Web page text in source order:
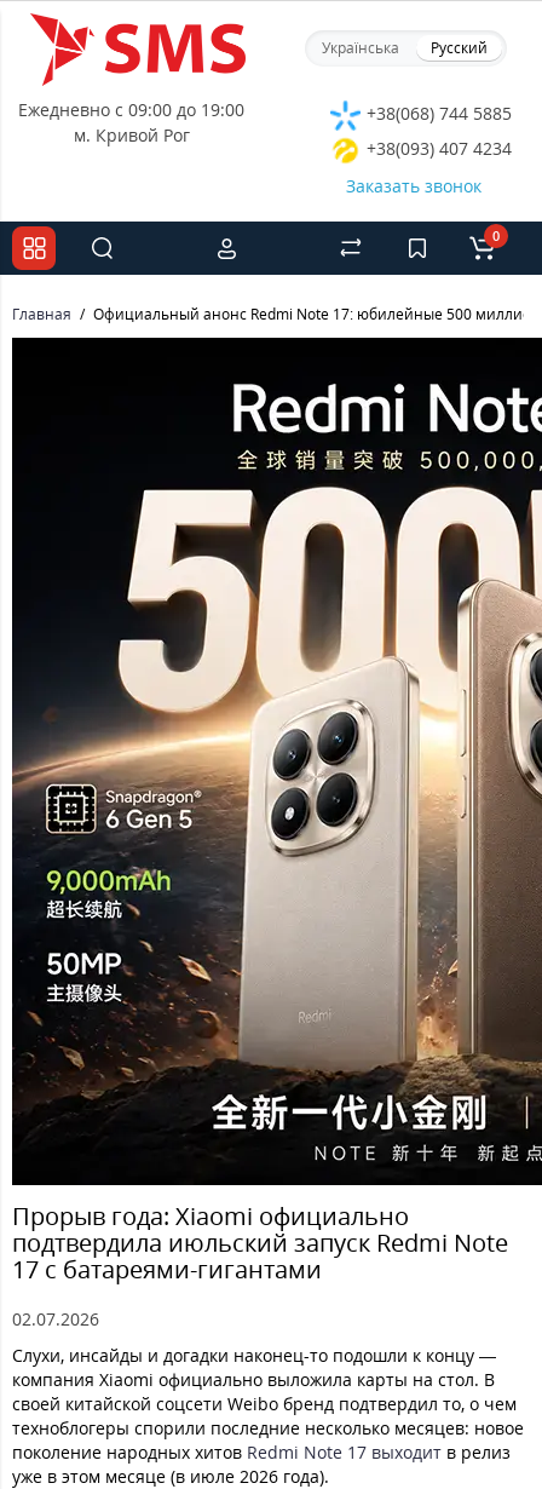
Українська Русский
Ежедневно с 09:00 до 19:00
м. Кривой Рог
+38(068) 744 5885
+38(093) 407 4234
Заказать звонок
0
Главная Официальный анонс Redmi Note 17: юбилейные 500
Прорыв года: Xiaomi официально
подтвердила июльский запуск Redmi Note
17 с батареями-гигантами
02.07.2026
Слухи, инсайды и догадки наконец-то подошли к концу —
компания Xiaomi официально выложила карты на стол. В
своей китайской соцсети Weibo бренд подтвердил то, о чем
техноблогеры спорили последние несколько месяцев: новое
поколение народных хитов Redmi Note 17 выходит в релиз
уже в этом месяце (в июле 2026 года).